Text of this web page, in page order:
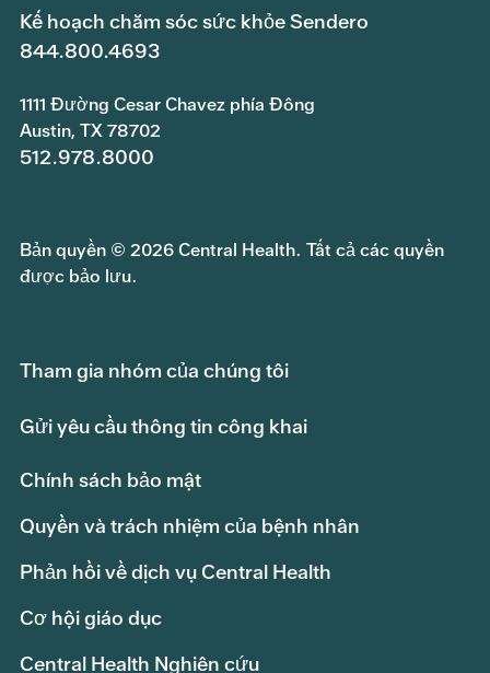
Kế hoạch chăm sóc sức khỏe Sendero
844.800.4693
1111 Đường Cesar Chavez phía Đông
Austin, TX 78702
512.978.8000
Bản quyền © 2026 Central Health. Tất cả các quyền
được bảo lưu.
Tham gia nhóm của chúng tôi
Gửi yêu cầu thông tin công khai
Chính sách bảo mật
Quyền và trách nhiệm của bệnh nhân
Phản hồi về dịch vụ Central Health
Cơ hội giáo dục
Central Health Nghiên cứu